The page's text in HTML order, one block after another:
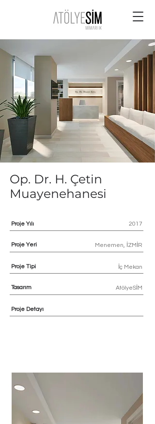
Op. Dr. H. Çetin
Muayenehanesi
Proje Yılı 2017
Proje Yeri Menemen, İZMİR
Proje Tipi İç Mekan
Tasarım AtölyeSİM
Proje Detayı